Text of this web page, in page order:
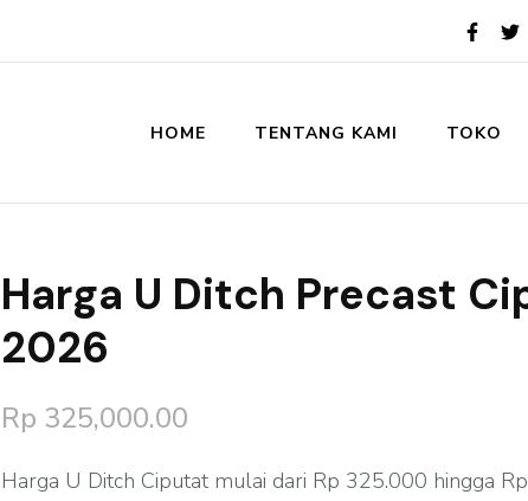
HOME TENTANG KAMI TOKO
Harga U Ditch Precast
2026
Rp 325,000.00
Harga U Ditch Ciputat mulai dari Rp 325.000 hingga